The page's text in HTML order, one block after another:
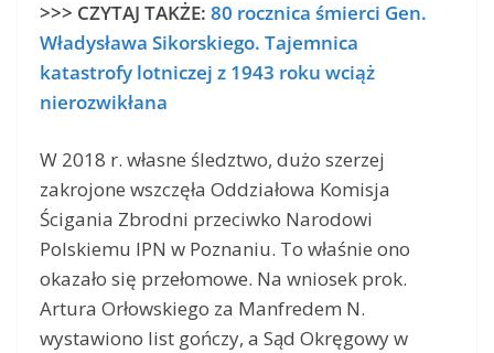
>>> CZYTAJ TAKŻE: 80 rocznica śmierci Gen.
Władysława Sikorskiego. Tajemnica
katastrofy lotniczej z 1943 roku wciąż
nierozwikłana
W 2018 r. własne śledztwo, dużo szerzej
zakrojone wszczęła Oddziałowa Komisja
Ścigania Zbrodni przeciwko Narodowi
Polskiemu IPN w Poznaniu. To właśnie ono
okazało się przełomowe. Na wniosek prok.
Artura Orłowskiego za Manfredem N.
wystawiono list gończy, a Sąd Okręgowy w